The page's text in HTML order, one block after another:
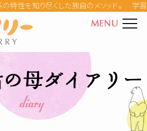
学習
カウンセラー紹介
料金